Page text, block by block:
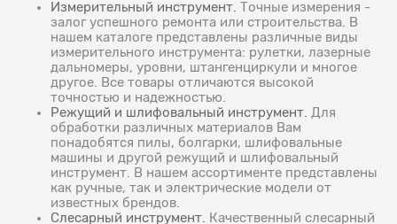
Измерительный инструмент. Точные измерения -
залог успешного ремонта или строительства. В
нашем каталоге представлены различные виды
измерительного инструмента: рулетки, лазерные
дальномеры, уровни, штангенциркули и многое
другое. Все товары отличаются высокой
точностью и надежностью.
Режущий и шлифовальный инструмент. Для
обработки различных материалов Вам
понадобятся пилы, болгарки, шлифовальные
машины и другой режущий и шлифовальный
инструмент. В нашем ассортименте представлены
как ручные, так и электрические модели от
известных брендов.
Слесарный инструмент. Качественный слесарный